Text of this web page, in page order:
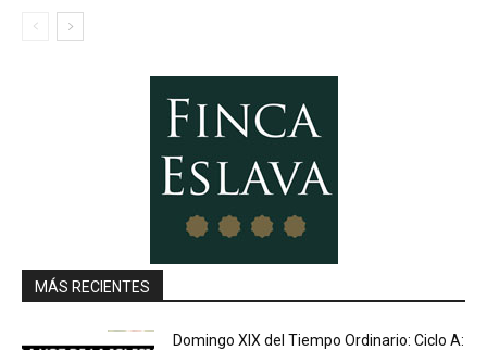
MÁS RECIENTES
Domingo XIX del Tiempo Ordinario: Ciclo A: